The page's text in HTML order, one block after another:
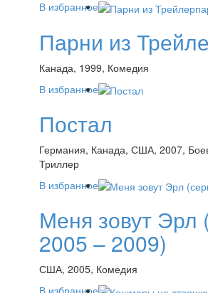
В избранное
Парни из
Канада, 1999, Комедия
В избранное
Постал
Германия, Канада, США, 2007,
Триллер
В избранное
Меня зовут Эрл
2005 – 2009)
США, 2005, Комедия